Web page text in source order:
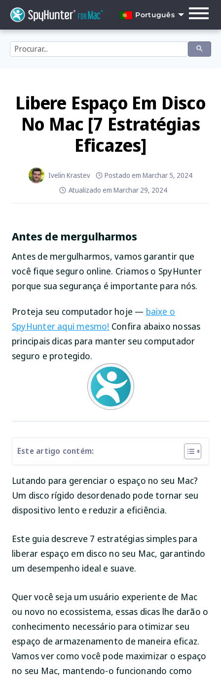
content
Português
English
Français
Italiano
Nederlands
Norsk
Português
Libere Espaço Em Disco
No Mac [7 Estratégias
Eficazes]
Ivelin Krastev Postado em Marchar 5, 2024
Atualizado em Marchar 29, 2024
Antes de mergulharmos
Antes de mergulharmos, vamos garantir que
você fique seguro online. Criamos o SpyHunter
porque sua segurança é importante para nós.
Proteja seu computador hoje — baixe o
SpyHunter aqui mesmo! Confira abaixo nossas
principais dicas para manter seu computador
seguro e protegido.
Este artigo contém:
Lutando para gerenciar o espaço no seu Mac?
Um disco rígido desordenado pode tornar seu
dispositivo lento e reduzir a eficiência.
Este guia descreve 7 estratégias simples para
liberar espaço em disco no seu Mac, garantindo
um desempenho ideal e suave.
Quer você seja um usuário experiente de Mac
ou novo no ecossistema, essas dicas lhe darão o
conhecimento necessário para otimizar seu
espaço de armazenamento de maneira eficaz.
Vamos ver como você pode maximizar o espaço
no seu Mac, mantendo-o funcionando como